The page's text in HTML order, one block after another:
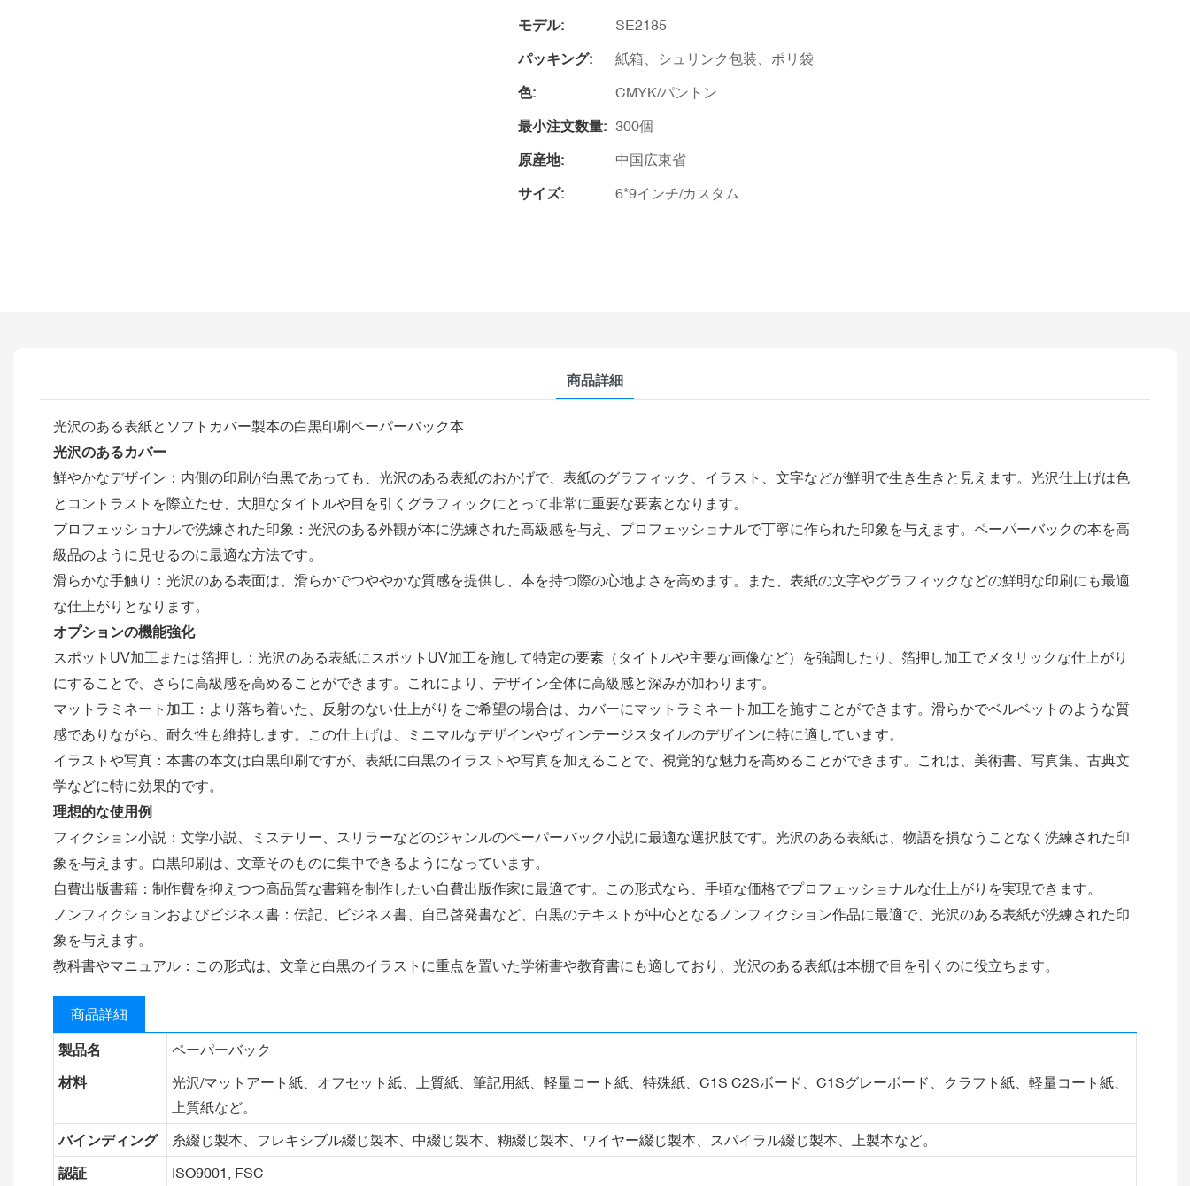
モデル: SE2185
パッキング: 紙箱、シュリンク包装、ポリ袋
色: CMYK/パントン
最小注文数量: 300個
原産地: 中国広東省
サイズ: 6*9インチ/カスタム
商品詳細
光沢のある表紙とソフトカバー製本の白黒印刷ペーパーバック本
光沢のあるカバー
鮮やかなデザイン：内側の印刷が白黒であっても、光沢のある表紙のおかげで、表紙のグラフィック、イラスト、文字などが鮮明で生き生きと見えます。光沢仕上げは色
とコントラストを際立たせ、大胆なタイトルや目を引くグラフィックにとって非常に重要な要素となります。
プロフェッショナルで洗練された印象：光沢のある外観が本に洗練された高級感を与え、プロフェッショナルで丁寧に作られた印象を与えます。ペーパーバックの本を高
級品のように見せるのに最適な方法です。
滑らかな手触り：光沢のある表面は、滑らかでつややかな質感を提供し、本を持つ際の心地よさを高めます。また、表紙の文字やグラフィックなどの鮮明な印刷にも最適
な仕上がりとなります。
オプションの機能強化
スポットUV加工または箔押し：光沢のある表紙にスポットUV加工を施して特定の要素（タイトルや主要な画像など）を強調したり、箔押し加工でメタリックな仕上がり
にすることで、さらに高級感を高めることができます。これにより、デザイン全体に高級感と深みが加わります。
マットラミネート加工：より落ち着いた、反射のない仕上がりをご希望の場合は、カバーにマットラミネート加工を施すことができます。滑らかでベルベットのような質
感でありながら、耐久性も維持します。この仕上げは、ミニマルなデザインやヴィンテージスタイルのデザインに特に適しています。
イラストや写真：本書の本文は白黒印刷ですが、表紙に白黒のイラストや写真を加えることで、視覚的な魅力を高めることができます。これは、美術書、写真集、古典文
学などに特に効果的です。
理想的な使用例
フィクション小説：文学小説、ミステリー、スリラーなどのジャンルのペーパーバック小説に最適な選択肢です。光沢のある表紙は、物語を損なうことなく洗練された印
象を与えます。白黒印刷は、文章そのものに集中できるようになっています。
自費出版書籍：制作費を抑えつつ高品質な書籍を制作したい自費出版作家に最適です。この形式なら、手頃な価格でプロフェッショナルな仕上がりを実現できます。
ノンフィクションおよびビジネス書：伝記、ビジネス書、自己啓発書など、白黒のテキストが中心となるノンフィクション作品に最適で、光沢のある表紙が洗練された印
象を与えます。
教科書やマニュアル：この形式は、文章と白黒のイラストに重点を置いた学術書や教育書にも適しており、光沢のある表紙は本棚で目を引くのに役立ちます。
商品詳細
製品名 ペーパーバック
材料
光沢/マットアート紙、オフセット紙、上質紙、筆記用紙、軽量コート紙、特殊紙、C1S C2Sボード、C1Sグレーボード、クラフト紙、軽量コート紙、
上質紙など。
バインディング 糸綴じ製本、フレキシブル綴じ製本、中綴じ製本、糊綴じ製本、ワイヤー綴じ製本、スパイラル綴じ製本、上製本など。
認証 ISO9001, FSC